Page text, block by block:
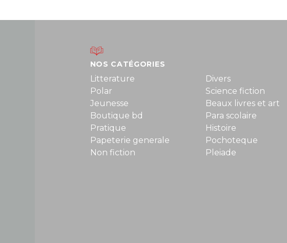
NOS CATÉGORIES
Litterature
Polar
Jeunesse
Boutique bd
Pratique
Papeterie generale
Non fiction
Divers
Science fiction
Beaux livres et art
Para scolaire
Histoire
Pochoteque
Pleiade